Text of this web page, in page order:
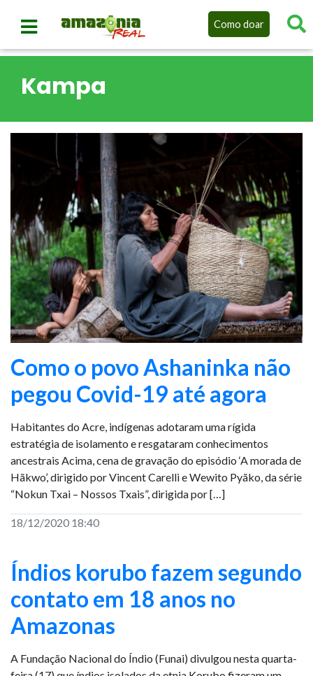
Como doar
Kampa
Como o povo Ashaninka não
pegou Covid-19 até agora
Habitantes do Acre, indígenas adotaram uma rígida
estratégia de isolamento e resgataram conhecimentos
ancestrais Acima, cena de gravação do episódio ‘A morada de
Hãkwo’, dirigido por Vincent Carelli e Wewito Pyãko, da série
“Nokun Txai – Nossos Txais”, dirigida por […]
18/12/2020 18:40
Índios korubo fazem segundo
contato em 18 anos no
Amazonas
A Fundação Nacional do Índio (Funai) divulgou nesta quarta-